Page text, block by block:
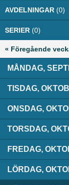
AVDELNINGAR (0)
SERIER (0)
« Föregående
MÅNDAG,
TISDAG,
ONSDAG,
TORSDAG,
FREDAG,
LÖRDAG,